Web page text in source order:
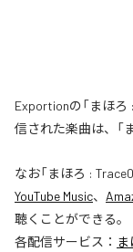
Exportionの「まほ
信された楽曲は、「
なお「まほろ :
YouTube Music、
聴くことができる。
各配信サービス： ま